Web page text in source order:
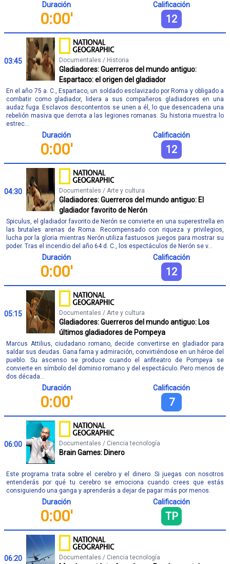
Duración
0:00'
Calificación
12
03:45 Documentales / Historia
Gladiadores: Guerreros del mundo antiguo:
Espartaco: el origen del gladiador
En el año 75 a. C., Espartaco, un soldado esclavizado por Roma y obligado a
combatir como gladiador, lidera a sus compañeros gladiadores en una
audaz fuga. Esclavos descontentos se unen a él, lo que desencadena una
rebelión masiva que derrota a las legiones romanas. Su historia muestra lo
estrec...
Duración
0:00'
Calificación
12
04:30 Documentales / Arte y cultura
Gladiadores: Guerreros del mundo antiguo: El
gladiador favorito de Nerón
Spiculus, el gladiador favorito de Nerón se convierte en una superestrella en
las brutales arenas de Roma. Recompensado con riqueza y privilegios,
lucha por la gloria mientras Nerón utiliza fastuosos juegos para mostrar su
poder. Tras el incendio del año 64 d. C., los espectáculos de Nerón se v...
Duración
0:00'
Calificación
12
05:15 Documentales / Arte y cultura
Gladiadores: Guerreros del mundo antiguo: Los
últimos gladiadores de Pompeya
Marcus Attilius, ciudadano romano, decide convertirse en gladiador para
saldar sus deudas. Gana fama y admiración, convirtiéndose en un héroe del
pueblo. Su ascenso se produce cuando el anfiteatro de Pompeya se
convierte en símbolo del dominio romano y del espectáculo. Pero menos de
dos década...
Duración
0:00'
Calificación
7
06:00 Documentales / Ciencia tecnología
Brain Games: Dinero
Este programa trata sobre el cerebro y el dinero. Si juegas con nosotros
entenderás por qué tu cerebro se emociona cuando crees que estás
consiguiendo una ganga y aprenderás a dejar de pagar más por menos.
Duración
0:00'
Calificación
TP
06:20 Documentales / Ciencia tecnología